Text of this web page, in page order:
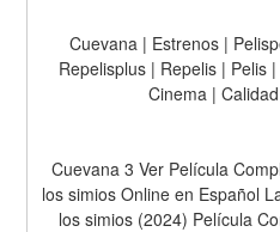
Cuevana | Estrenos |
Repelisplus | Repelis | Pelis
Cinema |
Cuevana 3 Ver Película
los simios Online en Español
los simios (2024) Película